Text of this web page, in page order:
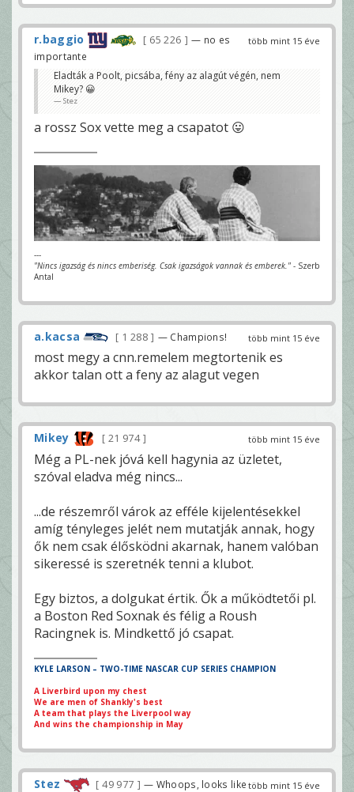
több mint 15 éve
r.baggio 65 226
— no es
importante
Eladták a Poolt, picsába, fény az alagút végén, nem
Mikey? 😀
Stez
a rossz Sox vette meg a csapatot 😛
---
"Nincs igazság és nincs emberiség. Csak igazságok vannak és emberek." - Szerb
Antal
több mint 15 éve
a.kacsa 1 288 — Champions!
most megy a cnn.remelem megtortenik es
akkor talan ott a feny az alagut vegen
több mint 15 éve
Mikey 21 974
Még a PL-nek jóvá kell hagynia az üzletet,
szóval eladva még nincs...
...de részemről várok az efféle kijelentésekkel
amíg tényleges jelét nem mutatják annak, hogy
ők nem csak élősködni akarnak, hanem valóban
sikeressé is szeretnék tenni a klubot.
Egy biztos, a dolgukat értik. Ők a működtetői pl.
a Boston Red Soxnak és félig a Roush
Racingnek is. Mindkettő jó csapat.
KYLE LARSON – TWO-TIME NASCAR CUP SERIES CHAMPION
A Liverbird upon my chest
We are men of Shankly's best
A team that plays the Liverpool way
And wins the championship in May
több mint 15 éve
Stez 49 977
— Whoops, looks like